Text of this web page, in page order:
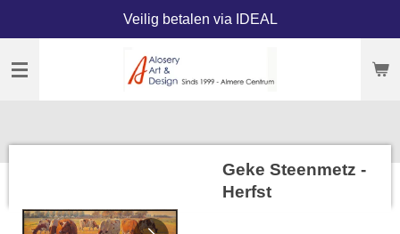
naar
Veilig betalen via IDEAL
Geke Steenmetz -
Herfst